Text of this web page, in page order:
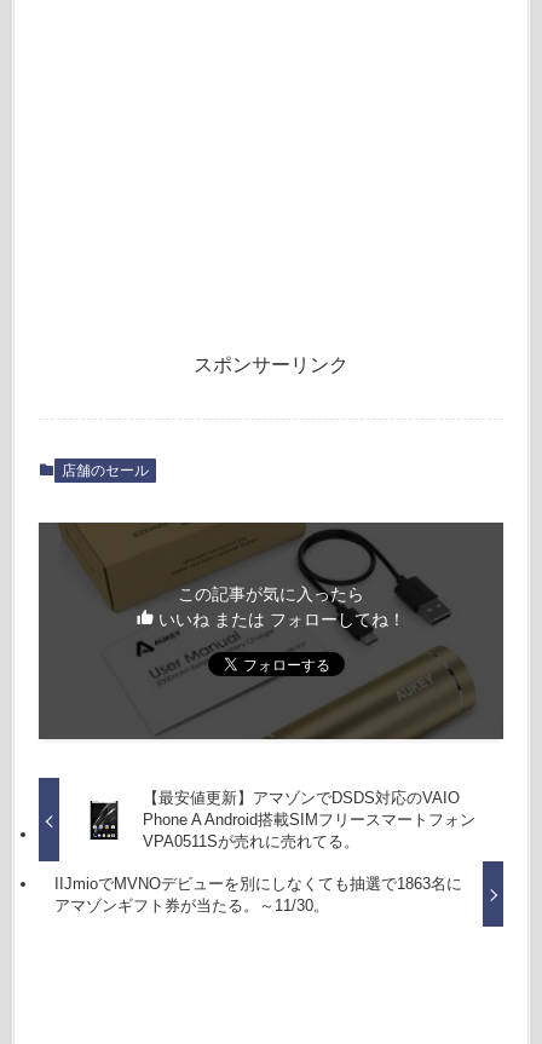
スポンサーリンク
店舗のセール
この記事が気に入ったら
いいね または フォローしてね！
【最安値更新】アマゾンでDSDS対応のVAIO
Phone A Android搭載SIMフリースマートフォン
VPA0511Sが売れに売れてる。
IIJmioでMVNOデビューを別にしなくても抽選で1863名に
アマゾンギフト券が当たる。～11/30。